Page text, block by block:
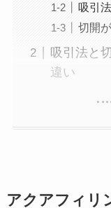
吸引
切開
吸引法と
違い
アクアフィリ